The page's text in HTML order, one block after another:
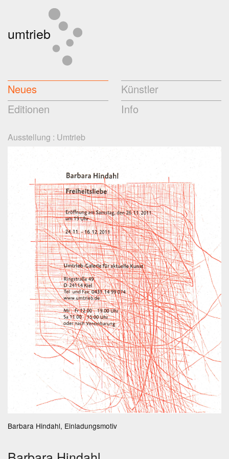
umtrieb
Neues
Künstler
Editionen
Info
Ausstellung : Umtrieb
Barbara Hindahl, Einladungsmotiv